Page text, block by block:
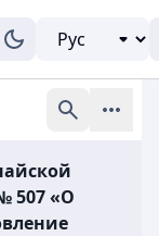
507 «О